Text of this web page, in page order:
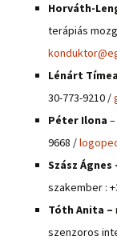
Horváth-
terápiás
Lénárt
30-773-9210 /
Péter Ilona
9668 /
Szász Ágnes
szakember :
Tóth Anita –
szenzoros